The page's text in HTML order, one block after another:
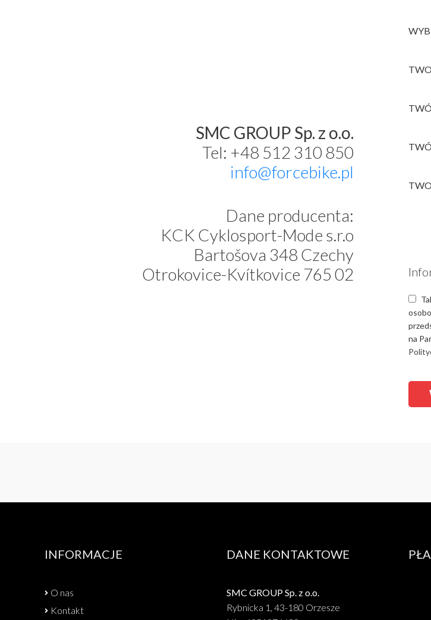
SMC GROUP Sp. z o.o.
Tel: +48 512 310 850
info@forcebike.pl
Dane producenta:
KCK Cyklosport-Mode s.r.o
Bartošova 348 Czechy
Otrokovice-Kvítkovice 765 02
na
INFORMACJE
O nas
Kontakt
DANE KONTAKTOWE
SMC GROUP Sp. z o.o.
Rybnicka 1, 43-180 Orzesze